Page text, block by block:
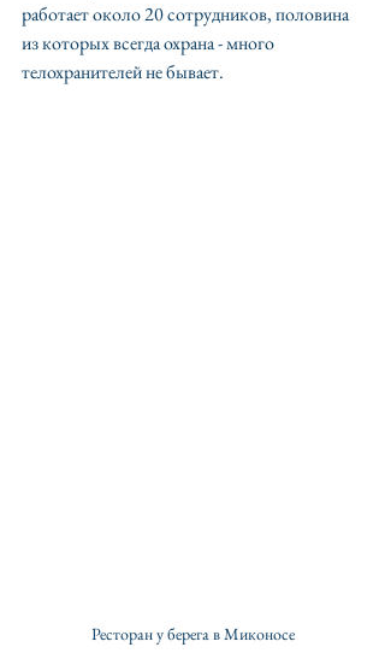
работает около 20 сотрудников, половина
из которых всегда охрана - много
телохранителей не бывает.
Ресторан у берега в Миконосе